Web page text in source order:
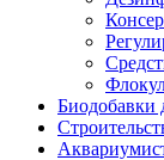
Биодобавки